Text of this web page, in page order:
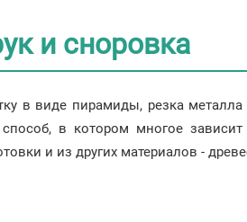
и сноровка
в виде пирамиды, резка
в котором многое
и из других материалов -